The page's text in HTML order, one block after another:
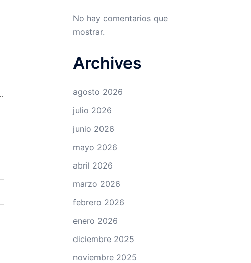
No hay comentarios que
mostrar.
Archives
agosto 2026
julio 2026
junio 2026
mayo 2026
abril 2026
marzo 2026
febrero 2026
enero 2026
diciembre 2025
noviembre 2025